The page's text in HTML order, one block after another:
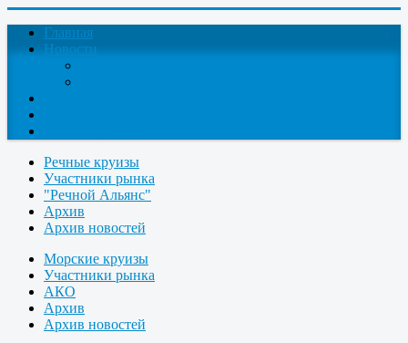
Главная
Новости
Речные круизы
Участники рынка
"Речной Альянс"
Архив
Архив новостей
Морские круизы
Участники рынка
АКО
Архив
Архив новостей